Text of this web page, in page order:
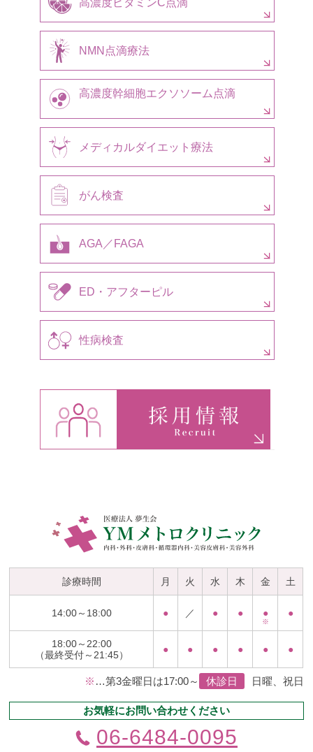
高濃度ビタミンC点滴
NMN点滴療法
高濃度幹細胞エクソソーム点滴
メディカルダイエット療法
がん検査
AGA／FAGA
ED・アフターピル
性病検査
診療時間 月 火 水 木 金 土
14:00～18:00 ● ／ ● ● ● ●
18:00～22:00
（最終受付～21:45）
● ● ● ● ● ●
※ …第3金曜日は17:00～ 休診日 日曜、祝日
お気軽にお問い合わせください
06-6484-0095